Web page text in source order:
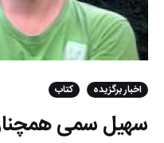
اخبار برگزیده کتاب
سهیل سمی